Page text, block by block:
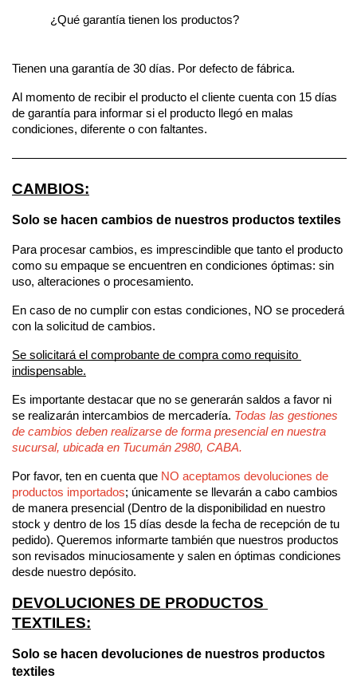
¿Qué garantía tienen los productos?
Tienen una garantía de 30 días. Por defecto de fábrica.
Al momento de recibir el producto el cliente cuenta con 15 días
de garantía para informar si el producto llegó en malas
condiciones, diferente o con faltantes.
————————————————————————————
CAMBIOS:
Solo se hacen cambios de nuestros productos textiles
Para procesar cambios, es imprescindible que tanto el producto
como su empaque se encuentren en condiciones óptimas: sin
uso, alteraciones o procesamiento.
En caso de no cumplir con estas condiciones, NO se procederá
con la solicitud de cambios.
Se solicitará el comprobante de compra como requisito
indispensable.
Es importante destacar que no se generarán saldos a favor ni
se realizarán intercambios de mercadería. Todas las gestiones
de cambios deben realizarse de forma presencial en nuestra
sucursal, ubicada en Tucumán 2980, CABA.
Por favor, ten en cuenta que NO aceptamos devoluciones de
productos importados; únicamente se llevarán a cabo cambios
de manera presencial (Dentro de la disponibilidad en nuestro
stock y dentro de los 15 días desde la fecha de recepción de tu
pedido). Queremos informarte también que nuestros productos
son revisados minuciosamente y salen en óptimas condiciones
desde nuestro depósito.
DEVOLUCIONES DE PRODUCTOS
TEXTILES:
Solo se hacen devoluciones de nuestros productos
textiles